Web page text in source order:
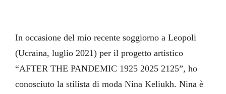
In occasione del mio recente soggiorno a Leopoli
(Ucraina, luglio 2021) per il progetto artistico
“AFTER THE PANDEMIC 1925 2025 2125”, ho
conosciuto la stilista di moda Nina Keliukh. Nina è